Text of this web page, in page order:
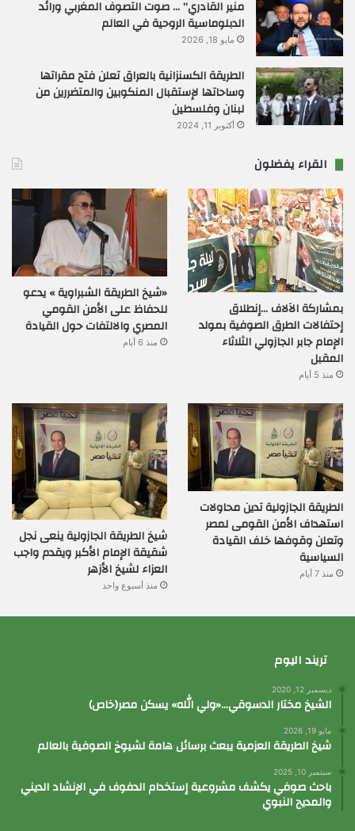
منير القادري” … صوت التصوف المغربي ورائد
الدبلوماسية الروحية في العالم
مايو 18, 2026
الطريقة الكسنزانية بالعراق تعلن فتح مقراتها
وساحاتها لإستقبال المنكوبين والمتضررين من
لبنان وفلسطين
أكتوبر 11, 2024
القراء يفضلون
بمشاركة الآلاف …إنطلاق
إحتفالات الطرق الصوفية بمولد
الإمام جابر الجازولي الثلاثاء
المقبل
منذ 5 أيام
«شيخ الطريقة الشبراوية » يدعو
للحفاظ على الأمن القومي
المصري والالتفات حول القيادة
منذ 6 أيام
الطريقة الجازولية تدين محاولات
استهداف الأمن القومى لمصر
وتعلن وقوفها خلف القيادة
السياسية
منذ 7 أيام
شيخ الطريقة الجازولية ينعى نجل
شقيقة الإمام الأكبر ويقدم واجب
العزاء لشيخ الأزهر
منذ أسبوع واحد
تريند اليوم
ديسمبر 12, 2020
الشيخ مختار الدسوقي…«ولي الله» يسكن مصر(خاص)
مايو 19, 2026
شيخ الطريقة العزمية يبعث برسائل هامة لشيوخ الصوفية بالعالم
سبتمبر 10, 2025
باحث صوفي يكشف مشروعية إستخدام الدفوف في الإنشاد الديني
والمديح النبوي